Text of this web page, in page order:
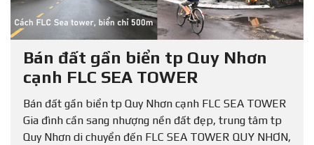
Bán đất gần biển tp Quy Nhơn
cạnh FLC SEA TOWER
Bán đất gần biển tp Quy Nhơn cạnh FLC SEA TOWER
Gia đình cần sang nhượng nền đất đẹp, trung tâm tp
Quy Nhơn di chuyển đến FLC SEA TOWER QUY NHƠN,